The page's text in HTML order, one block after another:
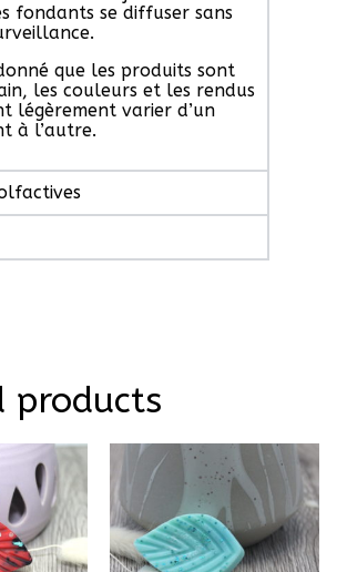
fondants se diffuser sans
que les produits sont
les couleurs et les rendus
légèrement varier d’un
à l’autre.
products